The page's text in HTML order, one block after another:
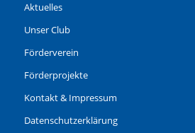
Aktuelles
Unser Club
Förderverein
Förderprojekte
Kontakt & Impressum
Datenschutzerklärung